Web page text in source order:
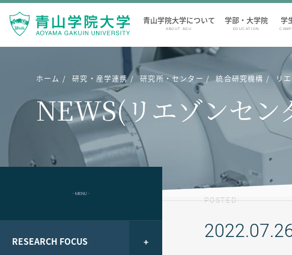
青山学院大学について
ABOUT AGU
学部・大学院
EDUCATION
学
ホーム 研究・産学連携 研究所・センター 統合研究機構 リ
NEWS(リエゾンセン
- MENU -
RESEARCH FOCUS
POSTED